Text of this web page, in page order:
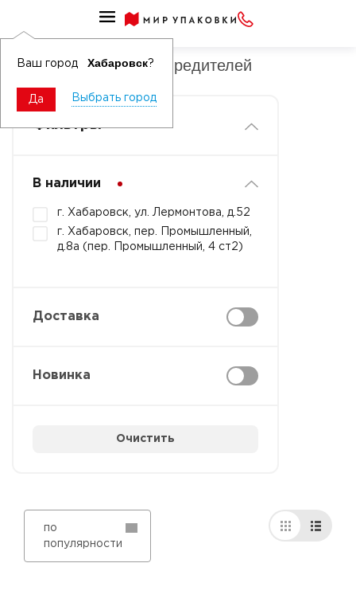
Ваш город Хабаровск?
Да Выбрать город
Защита растений от вредителей
Фильтры
В наличии
г. Хабаровск, ул. Лермонтова, д.52
г. Хабаровск, пер. Промышленный,
д.8а (пер. Промышленный, 4 ст2)
Доставка
Новинка
Очистить
по
популярности